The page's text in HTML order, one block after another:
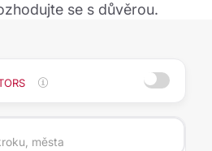
se s důvěrou.